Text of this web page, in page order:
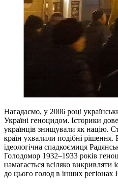
Нагадаємо, у 2006 році
Україні геноцидом. Історики
українців знищували як націю.
країн ухвалили подібні рішення.
ідеологічна спадкоємиця
Голодомор 1932–1933 років
намагається всіляко викривляти
до цього голод в інших регіонах